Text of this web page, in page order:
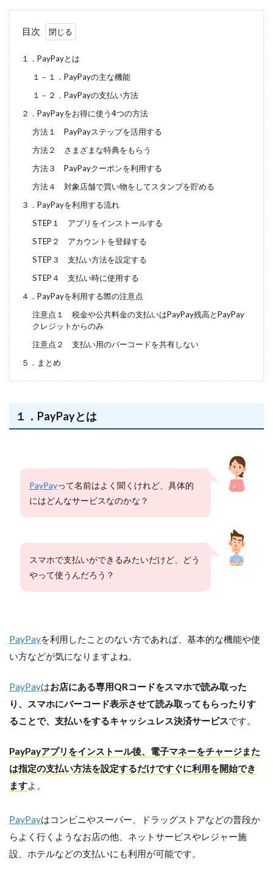
目次
１．PayPayとは
１－１．PayPayの主な機能
１－２．PayPayの支払い方法
２．PayPayをお得に使う4つの方法
方法１ PayPayステップを活用する
方法２ さまざまな特典をもらう
方法３ PayPayクーポンを利用する
方法４ 対象店舗で買い物をしてスタンプを貯める
３．PayPayを利用する流れ
STEP１ アプリをインストールする
STEP２ アカウントを登録する
STEP３ 支払い方法を設定する
STEP４ 支払い時に使用する
４．PayPayを利用する際の注意点
注意点１ 税金や公共料金の支払いはPayPay残高とPayPay
クレジットからのみ
注意点２ 支払い用のバーコードを共有しない
５．まとめ
１．PayPayとは
PayPayって名前はよく聞くけれど、具体的
にはどんなサービスなのかな？
スマホで支払いができるみたいだけど、どう
やって使うんだろう？
PayPayを利用したことのない方であれば、基本的な機能や使
い方などが気になりますよね。
PayPayはお店にある専用QRコードをスマホで読み取った
り、スマホにバーコード表示させて読み取ってもらったりす
ることで、支払いをするキャッシュレス決済サービスです。
PayPayアプリをインストール後、電子マネーをチャージまた
は指定の支払い方法を設定するだけですぐに利用を開始でき
ます よ。
PayPayはコンビニやスーパー、ドラッグストアなどの普段か
らよく行くようなお店の他、ネットサービスやレジャー施
設、ホテルなどの支払いにも利用が可能です。